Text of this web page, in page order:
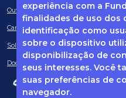
experiência com a
finalidades de uso dos
identificação como
sobre o dispositivo
disponibilização de
seus interesses. Você
suas preferências de
navegador.
Ouvidoria
Canal de Denúncias
Solicitação de informações
Documentos obrigatórios